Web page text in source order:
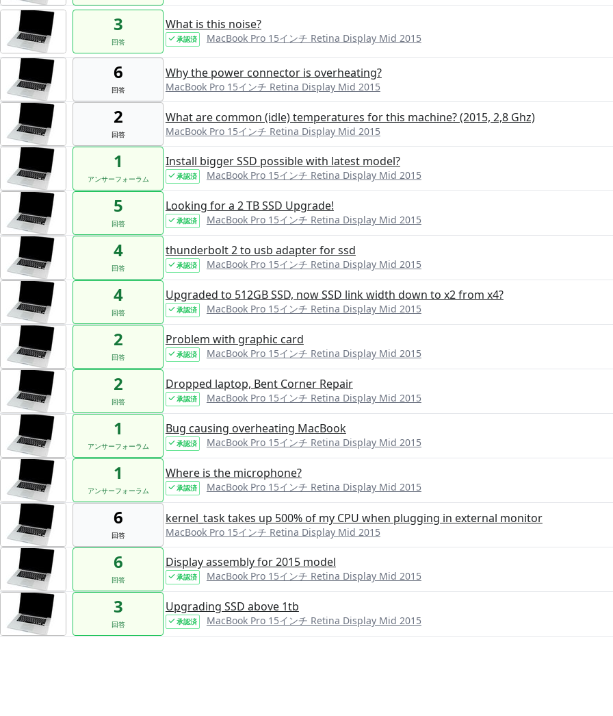
3
回答
What is this noise?
承認済 MacBook Pro 15インチ Retina Display Mid 2015
6
回答
Why the power connector is overheating?
MacBook Pro 15インチ Retina Display Mid 2015
2
回答
What are common (idle) temperatures for this machine? (2015, 2,8 Ghz)
MacBook Pro 15インチ Retina Display Mid 2015
1
アンサーフォーラム
Install bigger SSD possible with latest model?
承認済 MacBook Pro 15インチ Retina Display Mid 2015
5
回答
Looking for a 2 TB SSD Upgrade!
承認済 MacBook Pro 15インチ Retina Display Mid 2015
4
回答
thunderbolt 2 to usb adapter for ssd
承認済 MacBook Pro 15インチ Retina Display Mid 2015
4
回答
Upgraded to 512GB SSD, now SSD link width down to x2 from x4?
承認済 MacBook Pro 15インチ Retina Display Mid 2015
2
回答
Problem with graphic card
承認済 MacBook Pro 15インチ Retina Display Mid 2015
2
回答
Dropped laptop, Bent Corner Repair
承認済 MacBook Pro 15インチ Retina Display Mid 2015
1
アンサーフォーラム
Bug causing overheating MacBook
承認済 MacBook Pro 15インチ Retina Display Mid 2015
1
アンサーフォーラム
Where is the microphone?
承認済 MacBook Pro 15インチ Retina Display Mid 2015
6
回答
kernel_task takes up 500% of my CPU when plugging in external monitor
MacBook Pro 15インチ Retina Display Mid 2015
6
回答
Display assembly for 2015 model
承認済 MacBook Pro 15インチ Retina Display Mid 2015
3
回答
Upgrading SSD above 1tb
承認済 MacBook Pro 15インチ Retina Display Mid 2015